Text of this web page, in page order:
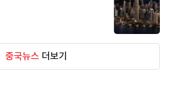
중국뉴스 더보기